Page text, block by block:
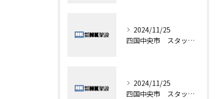
2024/11/25
四国中央市 スタッフ募集
2024/11/25
四国中央市 スタッフ募集